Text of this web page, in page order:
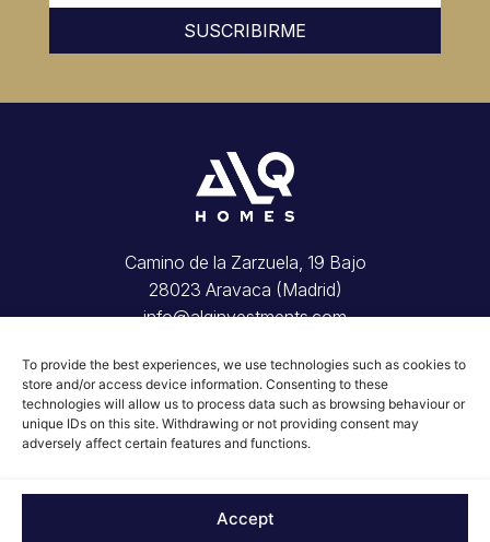
To provide the best experiences, we use technologies such as cookies to
store and/or access device information. Consenting to these
technologies will allow us to process data such as browsing behaviour or
unique IDs on this site. Withdrawing or not providing consent may
adversely affect certain features and functions.
Accept
SUSCRIBIRME
Camino de la Zarzuela, 19 Bajo
28023 Aravaca (Madrid)
info@alqinvestments.com
Tu vivienda
Invierte con nosotros
Conócenos
Blog
Aviso Legal